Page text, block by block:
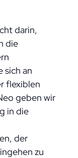
darin,
die
sich an
flexiblen
geben wir
in die
der
zu